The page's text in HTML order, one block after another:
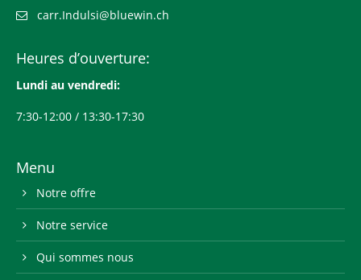
carr.Indulsi@bluewin.ch
Heures d’ouverture:
Lundi au vendredi:
7:30-12:00 / 13:30-17:30
Menu
Notre offre
Notre service
Qui sommes nous